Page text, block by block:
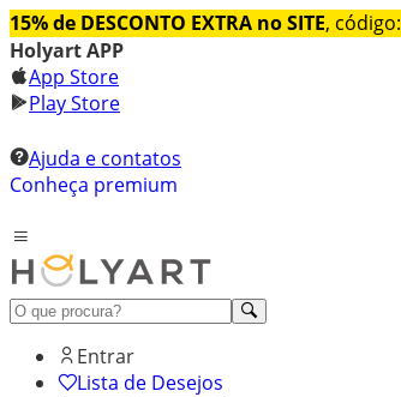
15% de DESCONTO EXTRA no SITE, código:
Holyart APP
App Store
Play Store
Ajuda e contatos
Conheça premium
Entrar
Lista de Desejos